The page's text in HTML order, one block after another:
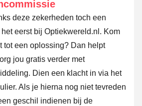
deze zekerheden toch een
eerst bij Optiekwereld.nl. Kom
tot een oplossing? Dan helpt
jou gratis verder met
Dien een klacht in via het
. Als je hierna nog niet tevreden
geschil indienen bij de